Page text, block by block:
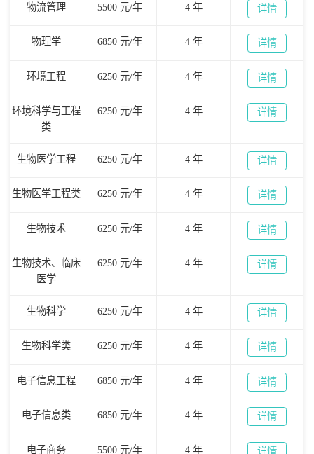
物流管理 5500 元/年 4 年 详情
物理学 6850 元/年 4 年 详情
环境工程 6250 元/年 4 年 详情
环境科学与工程
类
6250 元/年 4 年 详情
生物医学工程 6250 元/年 4 年 详情
生物医学工程类 6250 元/年 4 年 详情
生物技术 6250 元/年 4 年 详情
生物技术、临床
医学
6250 元/年 4 年 详情
生物科学 6250 元/年 4 年 详情
生物科学类 6250 元/年 4 年 详情
电子信息工程 6850 元/年 4 年 详情
电子信息类 6850 元/年 4 年 详情
电子商务 5500 元/年 4 年 详情